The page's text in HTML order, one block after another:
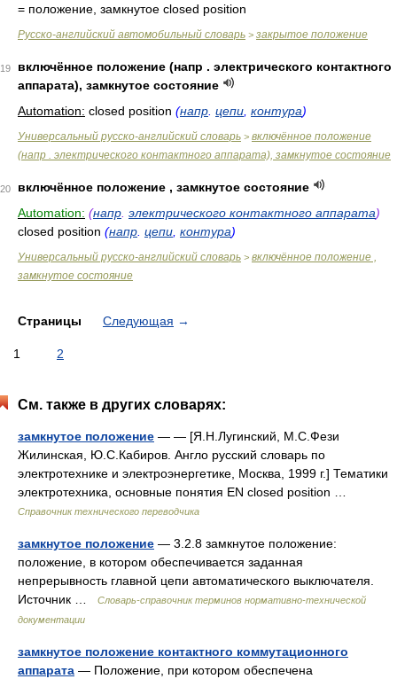
= положение, замкнутое closed position
Русско-английский автомобильный словарь > закрытое положение
19
включённое положение (напр . электрического контактного
аппарата), замкнутое состояние
Automation: closed position (напр цепи контура)
Универсальный русско-английский словарь > включённое положение
(напр . электрического контактного аппарата), замкнутое состояние
20
включённое положение , замкнутое состояние
Automation: (напр электрического контактного аппарата)
closed position (напр цепи контура)
Универсальный русско-английский словарь > включённое положение ,
замкнутое состояние
Страницы Следующая →
1 2
См. также в других словарях:
замкнутое положение — — [Я.Н.Лугинский, М.С.Фези
Жилинская, Ю.С.Кабиров. Англо русский словарь по
электротехнике и электроэнергетике, Москва, 1999 г.] Тематики
электротехника, основные понятия EN closed position …
Справочник технического переводчика
замкнутое положение — 3.2.8 замкнутое положение:
положение, в котором обеспечивается заданная
непрерывность главной цепи автоматического выключателя.
Источник …
Словарь-справочник терминов нормативно-технической
документации
замкнутое положение контактного коммутационного
аппарата — Положение, при котором обеспечена